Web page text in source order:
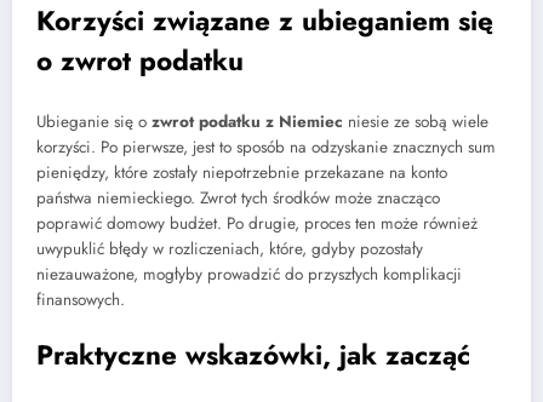
Korzyści związane z ubieganiem się
o zwrot podatku
Ubieganie się o zwrot podatku z Niemiec niesie ze sobą wiele
korzyści. Po pierwsze, jest to sposób na odzyskanie znacznych sum
pieniędzy, które zostały niepotrzebnie przekazane na konto
państwa niemieckiego. Zwrot tych środków może znacząco
poprawić domowy budżet. Po drugie, proces ten może również
uwypuklić błędy w rozliczeniach, które, gdyby pozostały
niezauważone, mogłyby prowadzić do przyszłych komplikacji
finansowych.
Praktyczne wskazówki, jak zacząć